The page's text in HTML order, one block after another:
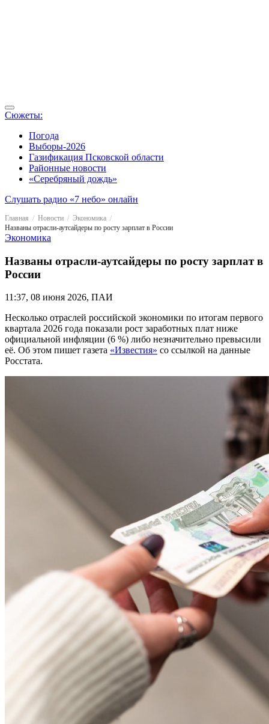
Сюжеты:
Погода
Выборы-2026
Газификация Псковской области
Районные новости
«Серебряный дождь»
Слушать радио «7 небо» онлайн
Главная Новости
Экономика
Названы отрасли-аутсайдеры по росту зарплат в России
Экономика
Названы отрасли-аутсайдеры по росту зарплат в
России
11:37, 08 июня 2026, ПАИ
Несколько отраслей российской экономики по итогам первого
квартала 2026 года показали рост заработных плат ниже
официальной инфляции (6 %) либо незначительно превысили
её. Об этом пишет газета «Известия» со ссылкой на данные
Росстата.